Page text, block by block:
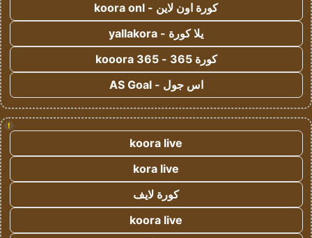
كورة اون لاين - koora onl
يلا كورة - yallakora
كورة 365 - kooora 365
اس جول - AS Goal
!
koora live
kora live
كورة لايف
koora live